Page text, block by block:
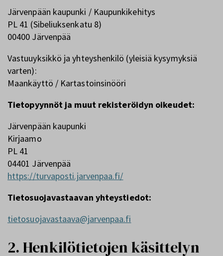
Järvenpään kaupunki / Kaupunkikehitys
PL 41 (Sibeliuksenkatu 8)
00400 Järvenpää
Vastuuyksikkö ja yhteyshenkilö (yleisiä kysymyksiä
varten):
Maankäyttö / Kartastoinsinööri
Tietopyynnöt ja muut rekisteröidyn oikeudet:
Järvenpään kaupunki
Kirjaamo
PL 41
04401 Järvenpää
https://turvaposti.jarvenpaa.fi/
Tietosuojavastaavan yhteystiedot:
tietosuojavastaava@jarvenpaa.fi
2. Henkilötietojen käsittelyn